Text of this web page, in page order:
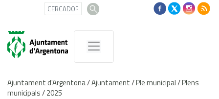
Ajuntament d'Argentona/Ajuntament/Ple municipal/Plens
municipals/2025